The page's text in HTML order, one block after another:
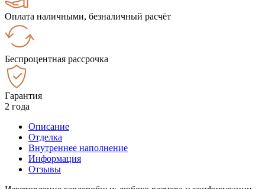
Оплата наличными, безналичный расчёт
Беспроцентная рассрочка
Гарантия
2 года
Описание
Отделка
Внутреннее наполнение
Информация
Отзывы